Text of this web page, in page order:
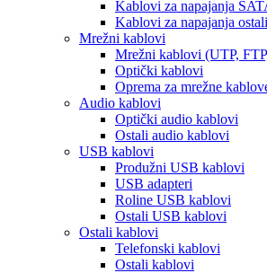
Kablovi za napajanja
Kablovi za napajanja ostali
Mrežni kablovi
Mrežni kablovi (UTP,
Optički kablovi
Oprema za mrežne
Audio kablovi
Optički audio kablovi
Ostali audio kablovi
USB kablovi
Produžni USB kablovi
USB adapteri
Roline USB kablovi
Ostali USB kablovi
Ostali kablovi
Telefonski kablovi
Ostali kablovi